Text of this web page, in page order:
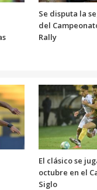
Se disputa la
del
Rally
El clásico se
octubre en el
Siglo